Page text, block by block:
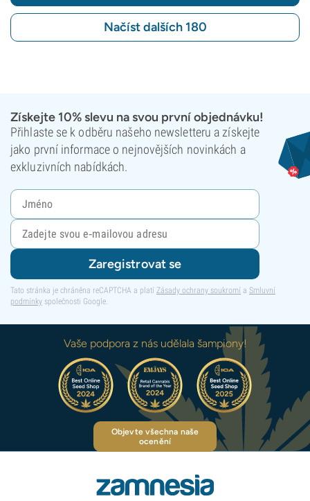
Načíst dalších 180
Získejte 10% slevu na svou první objednávku!
Přihlaste se k odběru našeho newsletteru a získejte
jako první informace o nejnovějších novinkách a
exkluzivních nabídkách.
Zaregistrovat se
Tato stránka je chráněna reCAPTCHA a platí Zásady ochrany soukromí a Smluvní
podmínky společnosti Google.
Vaše podpora z nás udělala šampiony!
Objevte všechna naše
ocenění